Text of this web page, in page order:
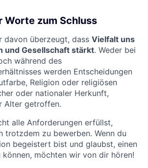
Worte zum Schluss
davon überzeugt, dass Vielfalt uns
und Gesellschaft stärkt. Weder bei
während des
werden Entscheidungen
Religion oder religiösen
oder nationaler Herkunft,
Alter getroffen.
alle Anforderungen erfüllst,
trotzdem zu bewerben. Wenn du
begeistert bist und glaubst, einen
können, möchten wir von dir hören!